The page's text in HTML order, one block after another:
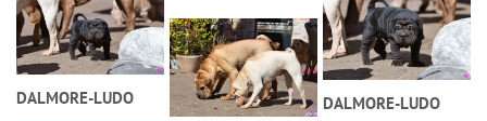
DALMORE-LUDO DALMORE-LUDO